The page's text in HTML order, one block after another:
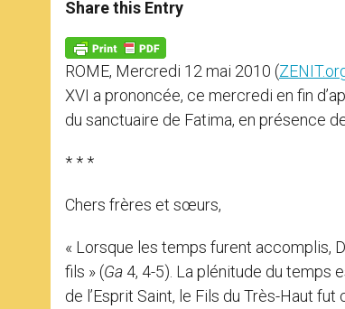
s
p
p
e
g
e
r
b
k
Share this Entry
ROME, Mercredi 12 mai 2010 (
XVI a prononcée, ce mercredi en fin
du sanctuaire de Fatima, en présence
* * *
Chers frères et sœurs,
« Lorsque les temps furent accomplis,
fils » (Ga 4, 4-5). La plénitude du temps
de l’Esprit Saint, le Fils du Très-Haut